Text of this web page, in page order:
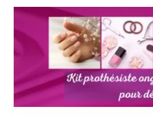
Kit
prothésiste
ongulaire
l’essentiel
pour